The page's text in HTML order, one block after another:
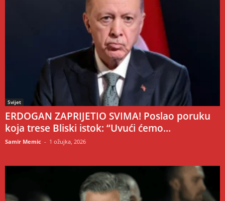
Svijet
ERDOGAN ZAPRIJETIO SVIMA! Poslao poruku
koja trese Bliski istok: “Uvući ćemo...
Samir Memic - 1 ožujka, 2026